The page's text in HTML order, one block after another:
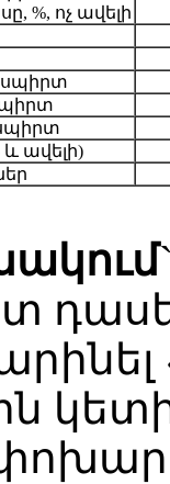
%, ոչ ավելի
սպիրտ
և ավելի)